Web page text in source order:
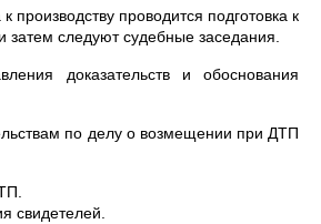
производству проводится подготовка к
затем следуют судебные заседания.
доказательств и обоснования
по делу о возмещении при ДТП
свидетелей.